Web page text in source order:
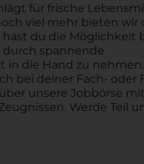
für frische
viel mehr bieten wir
du die Möglichkeit
spannende
die Hand zu
bei deiner Fach- oder
unsere Jobbörse
Werde Teil